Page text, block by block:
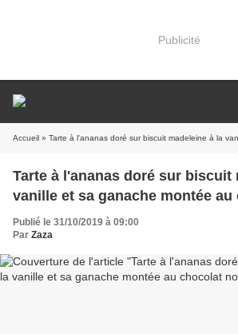
Publicité
Accueil » Tarte à l'ananas doré sur biscuit madeleine à la vanille et sa
Tarte à l'ananas doré sur biscuit
vanille et sa ganache montée
Publié le 31/10/2019 à 09:00
Par Zaza